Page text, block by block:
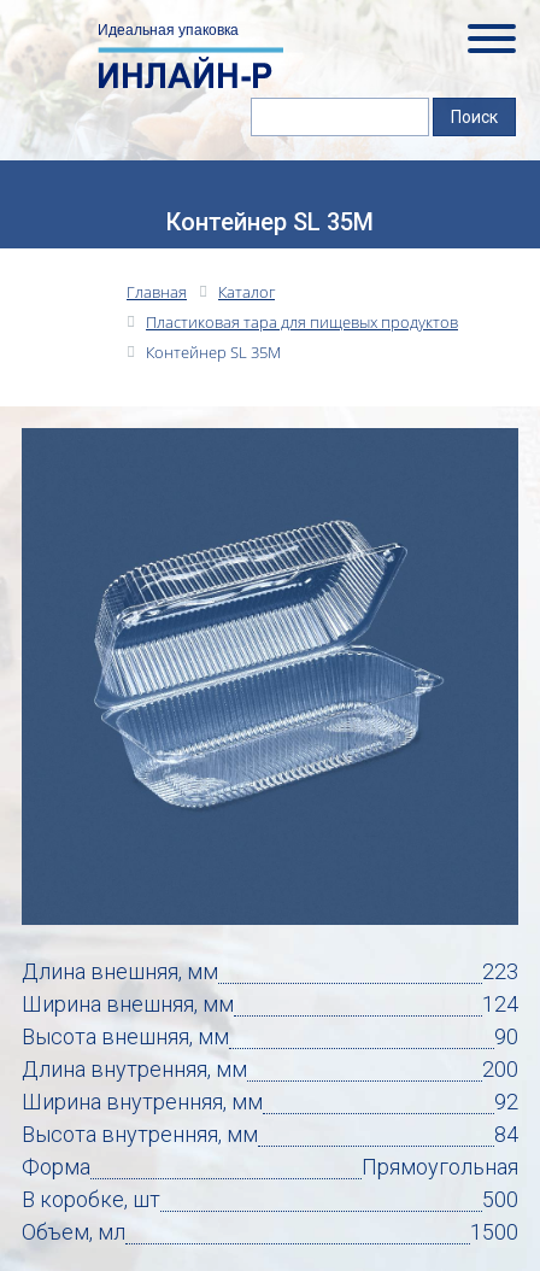
Главная
Каталог
Пластиковая тара для пищевых продуктов
Контейнер SL 35M
Контейнер SL 35M
Длина внешняя, мм
223
Ширина внешняя, мм
124
Высота внешняя, мм
90
Длина внутренняя, мм
200
Ширина внутренняя, мм
92
Высота внутренняя, мм
84
Форма
Прямоугольная
В коробке, шт
500
Объем, мл
1500